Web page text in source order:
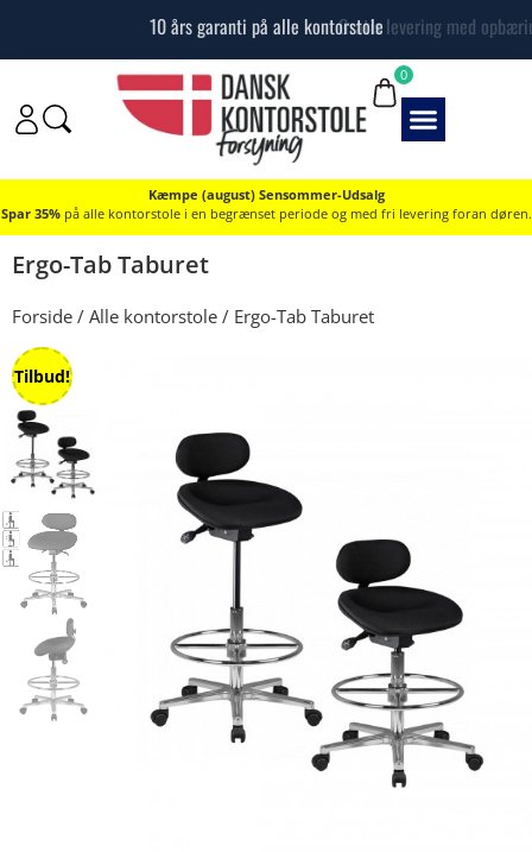
10 års garanti på alle kontorstole
0
Kæmpe (august) Sensommer-Udsalg
Spar 35%på alle kontorstole i en begrænset periode og med fri levering foran døren.
Ergo-Tab Taburet
Forside / Alle kontorstole / Ergo-Tab Taburet
Tilbud!